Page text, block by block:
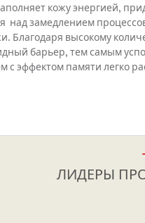
кожу энергией,
замедлением
Благодаря высокому
барьер, тем самым
памяти легко
ЛИДЕРЫ